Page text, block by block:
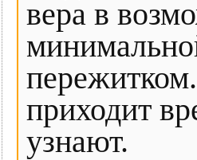
вера в
приходит
узнают.